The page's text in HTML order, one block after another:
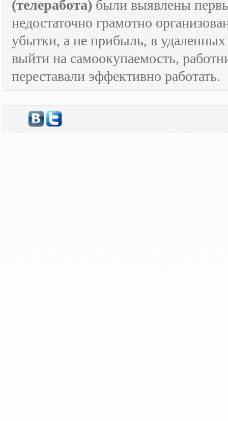
(телеработа) были выявлены
недостаточно грамотно
убытки, а не прибыль, в удаленных
выйти на самоокупаемость,
переставали эффективно работать.